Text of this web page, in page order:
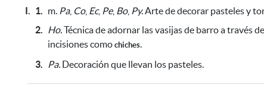
I. 1. m. Pa, Co, Ec, Pe, Bo, Py.Arte de decorar pasteles y
2. Ho.Técnica de adornar las vasijas de barro a través
incisionescomo chiches.
3.
Pa. Decoración que llevan los pasteles.